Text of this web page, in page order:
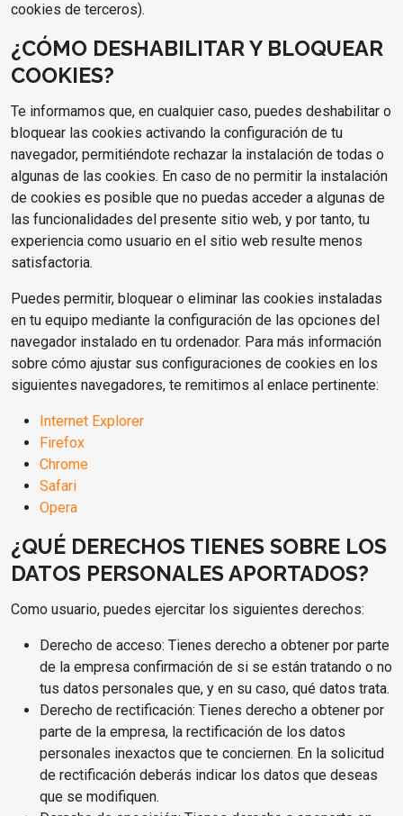
cookies de terceros).
¿CÓMO DESHABILITAR Y BLOQUEAR
COOKIES?
Te informamos que, en cualquier caso, puedes deshabilitar o
bloquear las cookies activando la configuración de tu
navegador, permitiéndote rechazar la instalación de todas o
algunas de las cookies. En caso de no permitir la instalación
de cookies es posible que no puedas acceder a algunas de
las funcionalidades del presente sitio web, y por tanto, tu
experiencia como usuario en el sitio web resulte menos
satisfactoria.
Puedes permitir, bloquear o eliminar las cookies instaladas
en tu equipo mediante la configuración de las opciones del
navegador instalado en tu ordenador. Para más información
sobre cómo ajustar sus configuraciones de cookies en los
siguientes navegadores, te remitimos al enlace pertinente:
Internet Explorer
Firefox
Chrome
Safari
Opera
¿QUÉ DERECHOS TIENES SOBRE LOS
DATOS PERSONALES APORTADOS?
Como usuario, puedes ejercitar los siguientes derechos:
Derecho de acceso: Tienes derecho a obtener por parte
de la empresa confirmación de si se están tratando o no
tus datos personales que, y en su caso, qué datos trata.
Derecho de rectificación: Tienes derecho a obtener por
parte de la empresa, la rectificación de los datos
personales inexactos que te conciernen. En la solicitud
de rectificación deberás indicar los datos que deseas
que se modifiquen.